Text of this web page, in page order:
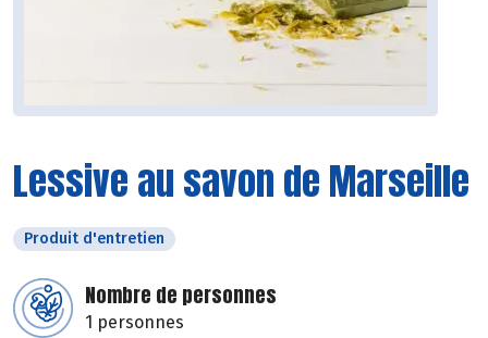
Lessive au savon de Marseille
Produit d'entretien
Nombre de personnes
1 personnes